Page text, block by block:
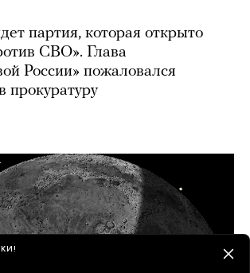
партия, которая открыто
СВО». Глава
России» пожаловался
прокуратуру